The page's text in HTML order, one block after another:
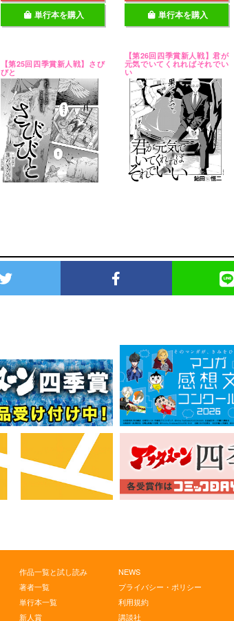
単行本を購入 単行本を購入
【第25回四季賞新人戦】さび
びと
【第26回四季賞新人戦】君が
元気でいてくれればそれでい
い
作品一覧と試し読み
著者一覧
単行本一覧
新人賞
NEWS
プライバシー・ポリシー
利用規約
講談社